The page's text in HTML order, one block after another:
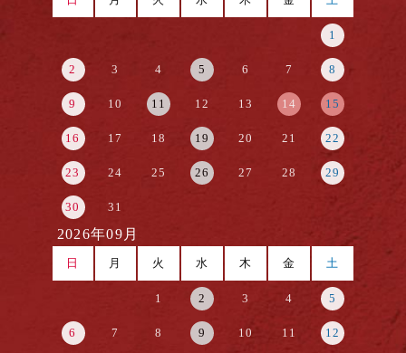
1
2 3 4 5 6 7 8
9 10 11 12 13 14 15
16 17 18 19 20 21 22
23 24 25 26 27 28 29
30 31
2026年09月
日 月 火 水 木 金 土
1 2 3 4 5
6 7 8 9 10 11 12